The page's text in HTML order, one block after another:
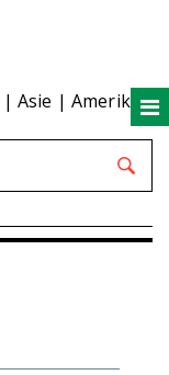
| Asie | Amerika